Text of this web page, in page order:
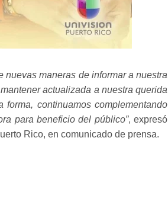
nuevas maneras de informar a nuestra
actualizada a nuestra querida
continuamos complementando
para beneficio del público”, expresó
Rico, en comunicado de prensa.